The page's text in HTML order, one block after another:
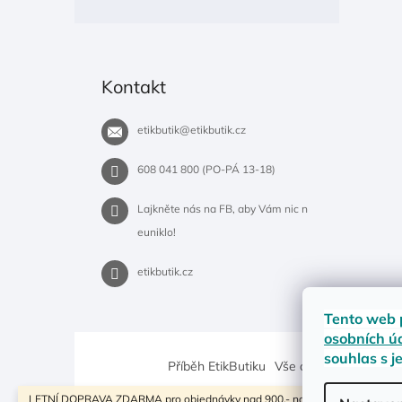
Tento web
osobních
souhlas s
LETNÍ DOPRAVA ZDARMA pro objednávky nad 900,- na pobočky Zásilkovny.
Kontakt
etikbutik@etikbutik.cz
608 041 800 (PO-PÁ 13-18)
Lajkněte nás na FB, aby Vám nic n
euniklo!
etikbutik.cz
Příběh EtikButiku Vše o nákupu